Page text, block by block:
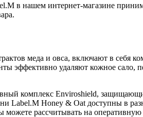
в нашем интернет-магазине
меда и овса, включают в себя
удаляют кожное сало,
комплекс Enviroshield,
Label.M Honey & Oat доступны в
можете рассчитывать на